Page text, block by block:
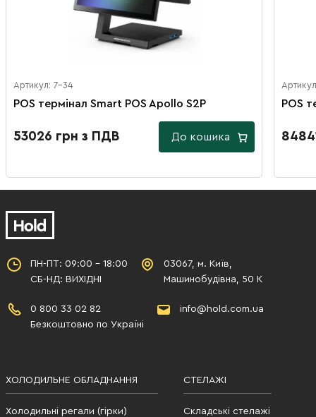
Артикул: 7-34
POS термінал Smart POS Apollo S2P
53026 грн з ПДВ До кошика
POS
ПН-ПТ: 09:00 - 18:00
СБ-НД: ВИХІДНІ
03067, м. Київ,
Машинобудівна, 50 К
0 800 33 02 82
Безкоштовно по Україні
info@hold.com.ua
ХОЛОДИЛЬНЕ ОБЛАДНАННЯ
Холодильні регали (гірки)
СТЕЛАЖІ
Складські стелажі